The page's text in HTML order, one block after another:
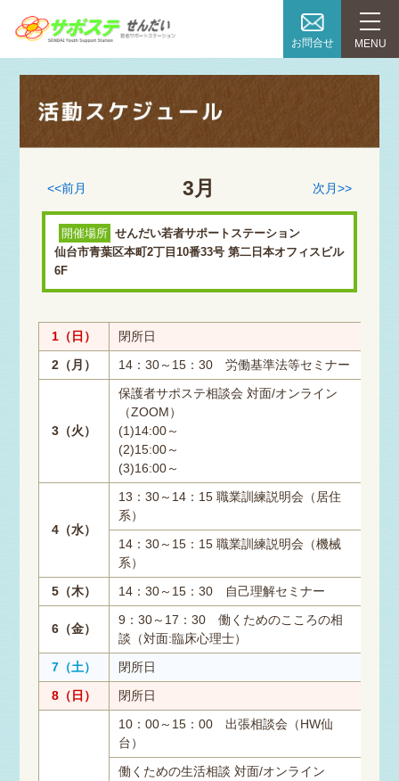
お問合せ MENU
<<前月 3月 次月>>
開催場所 せんだい若者サポートステーション
仙台市青葉区本町2丁目10番33号 第二日本オフィスビル
6F
1（日）
閉所日
2（月）
14：30～15：30 労働基準法等セミナー
3（火）
保護者サポステ相談会 対面/オンライン
（ZOOM）
(1)14:00～
(2)15:00～
(3)16:00～
4（水）
13：30～14：15 職業訓練説明会（居住
系）
14：30～15：15 職業訓練説明会（機械
系）
5（木）
14：30～15：30 自己理解セミナー
6（金）
9：30～17：30 働くためのこころの相
談（対面:臨床心理士）
7（土）
閉所日
8（日）
閉所日
10：00～15：00 出張相談会（HW仙
台）
働くための生活相談 対面/オンライン